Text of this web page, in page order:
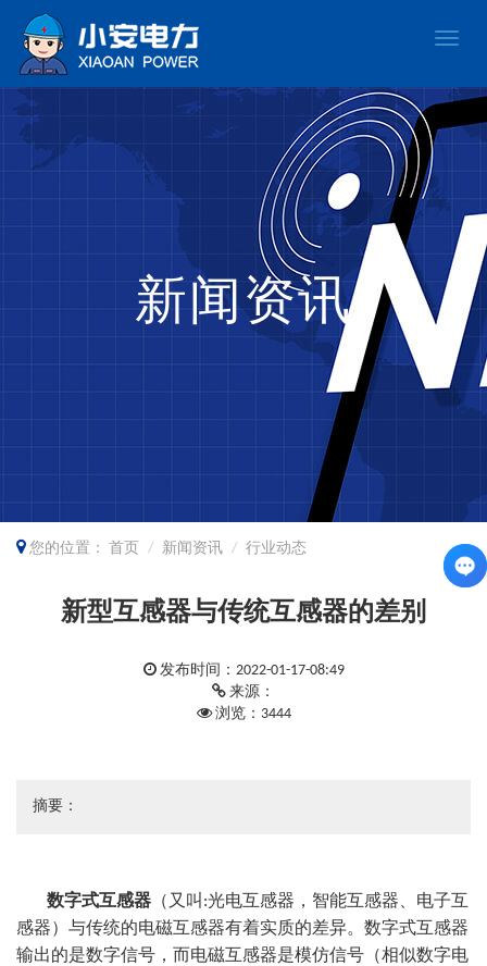
Toggle
新闻资讯
您的位置： 首页 新闻资讯 行业动态
新型互感器与传统互感器的差别
发布时间：2022-01-17-08:49
来源：
浏览：3444
摘要：
数字式互感器 （ 又叫:光电互感器，智能互感器、电子互
感器 ）与传统的电磁互感器有着实质的差异。数字式互感器
输出的是数字信号，而电磁互感器是模仿信号（相似数字电